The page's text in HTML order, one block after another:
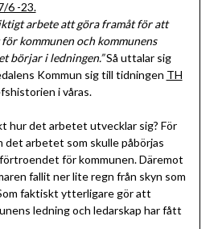
6 -23.
arbete att göra framåt för att
kommunen och kommunens
börjar i ledningen.”Så uttalar sig
Kommun sig till tidningen TH
i våras.
hur det arbetet utvecklar sig? För
det arbetet som skulle påbörjas
för kommunen. Däremot
fallit ner lite regn från skyn som
faktiskt ytterligare gör att
ledning och ledarskap har fått